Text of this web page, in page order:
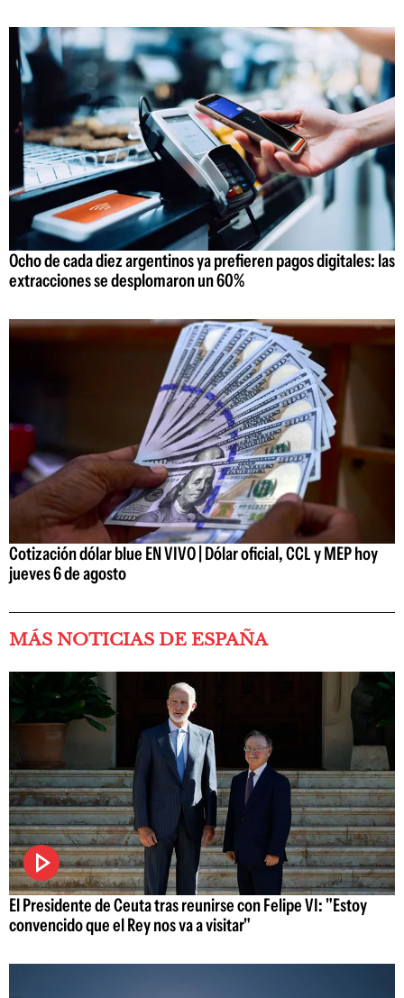
Ocho de cada diez argentinos ya prefieren pagos digitales: las
extracciones se desplomaron un 60%
Cotización dólar blue EN VIVO | Dólar oficial, CCL y MEP hoy
jueves 6 de agosto
MÁS NOTICIAS DE ESPAÑA
El Presidente de Ceuta tras reunirse con Felipe VI: "Estoy
convencido que el Rey nos va a visitar"